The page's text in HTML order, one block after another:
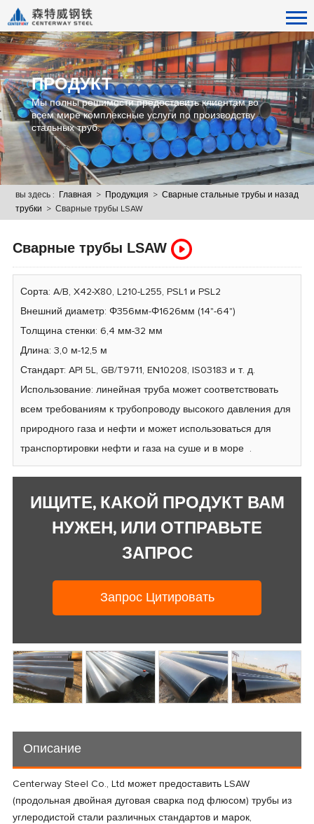
ПРОДУКТ
Мы полны решимости предоставить клиентам во
всем мире комплексные услуги по производству
стальных труб.
назад
вы здесь : Главная > Продукция >Сварные стальные трубы и
трубки
> Сварные трубы LSAW
Сварные трубы LSAW
Сорта: A/B, X42-X80, L210-L255, PSL1 и PSL2
Внешний диаметр: Φ356мм-Φ1626мм (14"-64")
Толщина стенки: 6,4 мм-32 мм
Длина: 3,0 м-12,5 м
Стандарт: API 5L, GB/T9711, EN10208, IS03183 и т. д.
Использование: линейная труба может соответствовать
всем требованиям к трубопроводу высокого давления для
природного газа и нефти и может использоваться для
транспортировки нефти и газа на суше и в море .
ИЩИТЕ, КАКОЙ ПРОДУКТ ВАМ
НУЖЕН, ИЛИ ОТПРАВЬТЕ
ЗАПРОС
Запрос Цитировать
Описание
Centerway Steel Co., Ltd может предоставить LSAW
(продольная двойная дуговая сварка под флюсом) трубы из
углеродистой стали различных стандартов и марок,